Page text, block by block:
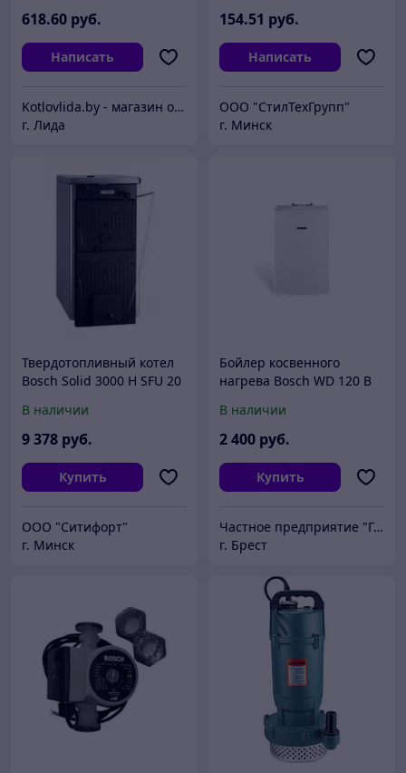
618.60 руб.
Написать
Kotlovlida.by - магазин отопительной техники.
г. Лида
154.51 руб.
Написать
ООО "СтилТехГрупп"
г. Минск
Твердотопливный котел
Bosch Solid 3000 H SFU 20
В наличии
9 378 руб.
Купить
ООО "Ситифорт"
г. Минск
Бойлер косвенного
нагрева Bosch WD 120 B
В наличии
2 400 руб.
Купить
Частное предприятие "Газтерма"
г. Брест